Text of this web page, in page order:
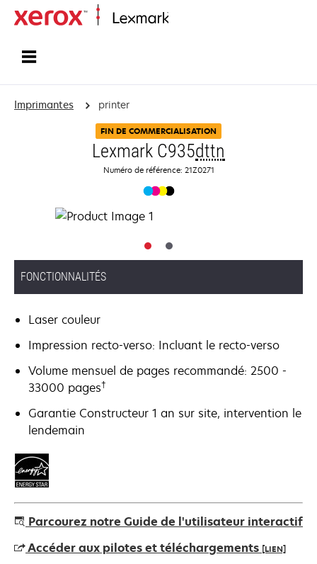
Imprimantes printer
FIN DE COMMERCIALISATION
Lexmark C935dttn
Numéro de référence: 21Z0271
FONCTIONNALITÉS
Laser couleur
Impression recto-verso: Incluant le recto-verso
Volume mensuel de pages recommandé: 2500 -
33000 pages†
Garantie Constructeur 1 an sur site, intervention le
lendemain
Parcourez notre Guide de l'utilisateur interactif
Accéder aux pilotes et téléchargements [LIEN]